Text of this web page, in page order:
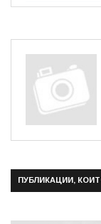
ПУБЛИКАЦИИ,